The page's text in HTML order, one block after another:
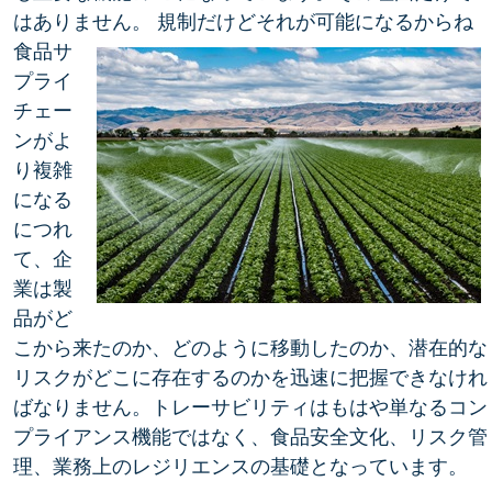
はありません。 規制だけどそれが可能になるからね
食品サ
プライ
チェー
ンがよ
り複雑
になる
につれ
て、企
業は製
品がど
こから来たのか、どのように移動したのか、潜在的な
リスクがどこに存在するのかを迅速に把握できなけれ
ばなりません。トレーサビリティはもはや単なるコン
プライアンス機能ではなく、食品安全文化、リスク管
理、業務上のレジリエンスの基礎となっています。